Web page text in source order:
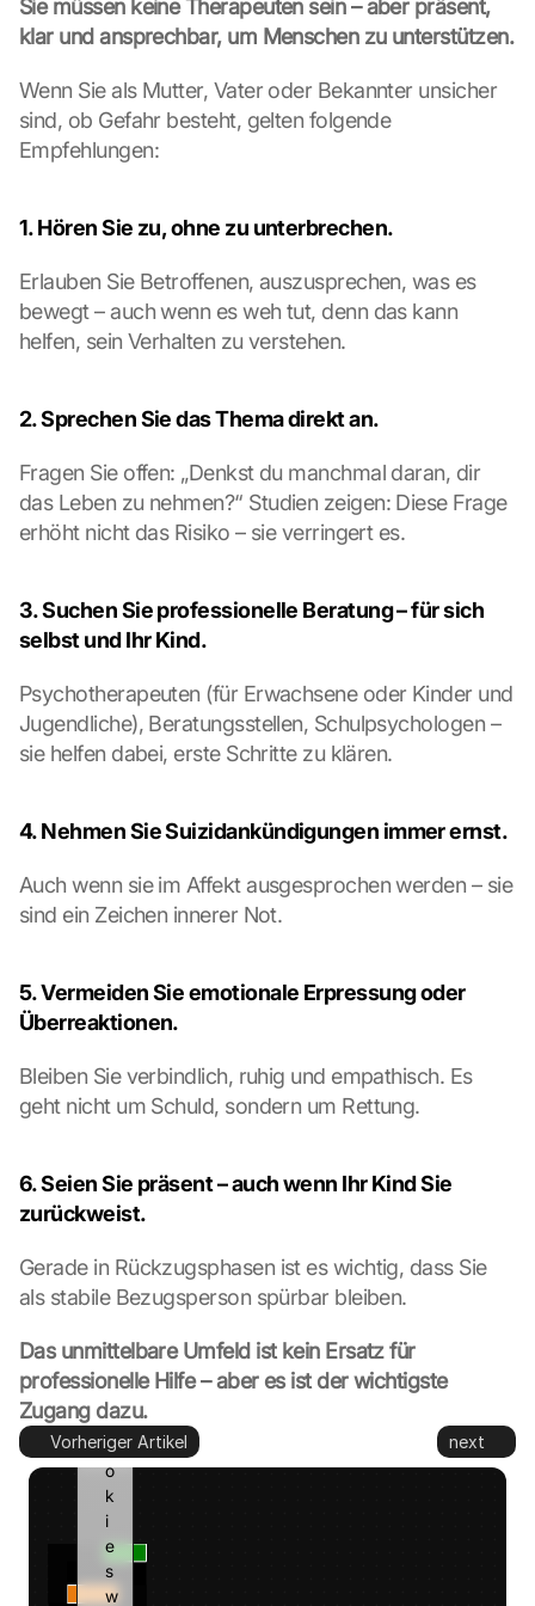
Sie müssen keine Therapeuten sein – aber präsent,
klar und ansprechbar, um Menschen zu unterstützen.
Wenn Sie als Mutter, Vater oder Bekannter unsicher
sind, ob Gefahr besteht, gelten folgende
Empfehlungen:
1. Hören Sie zu, ohne zu unterbrechen.
Erlauben Sie Betroffenen, auszusprechen, was es
bewegt – auch wenn es weh tut, denn das kann
helfen, sein Verhalten zu verstehen.
2. Sprechen Sie das Thema direkt an.
Fragen Sie offen: „Denkst du manchmal daran, dir
das Leben zu nehmen?“ Studien zeigen: Diese Frage
erhöht nicht das Risiko – sie verringert es.
3. Suchen Sie professionelle Beratung – für sich
selbst und Ihr Kind.
Psychotherapeuten (für Erwachsene oder Kinder und
Jugendliche), Beratungsstellen, Schulpsychologen –
sie helfen dabei, erste Schritte zu klären.
4. Nehmen Sie Suizidankündigungen immer ernst.
Auch wenn sie im Affekt ausgesprochen werden – sie
sind ein Zeichen innerer Not.
5. Vermeiden Sie emotionale Erpressung oder
Überreaktionen.
Bleiben Sie verbindlich, ruhig und empathisch. Es
geht nicht um Schuld, sondern um Rettung.
6. Seien Sie präsent – auch wenn Ihr Kind Sie
zurückweist.
Gerade in Rückzugsphasen ist es wichtig, dass Sie
als stabile Bezugsperson spürbar bleiben.
Das unmittelbare Umfeld ist kein Ersatz für
professionelle Hilfe – aber es ist der wichtigste
Zugang dazu.
Vorheriger Artikel next
e
l
a
d
o
f
h
e
G
g
e
a
p
D
a
a
w
e
r
a
m
i
t
d
G
o
g
l
a
d
c
o
o
k
i
e
s
w